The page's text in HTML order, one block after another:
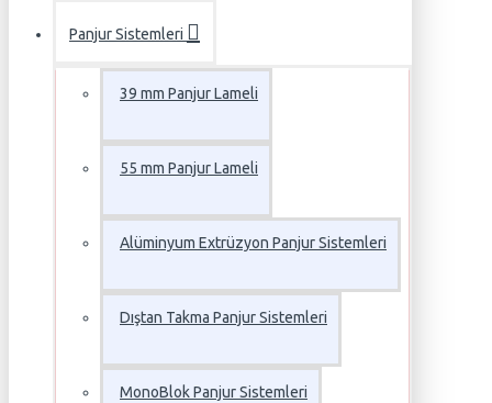
Panjur Sistemleri
39 mm Panjur Lameli
55 mm Panjur Lameli
Alüminyum Extrüzyon Panjur Sistemleri
Dıştan Takma Panjur Sistemleri
MonoBlok Panjur Sistemleri